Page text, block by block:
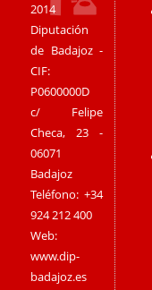
2014
Diputación
de Badajoz -
CIF:
P0600000D
c/ Felipe
Checa, 23 -
06071
Badajoz
Teléfono: +34
924 212 400
Web:
www.dip-
badajoz.es